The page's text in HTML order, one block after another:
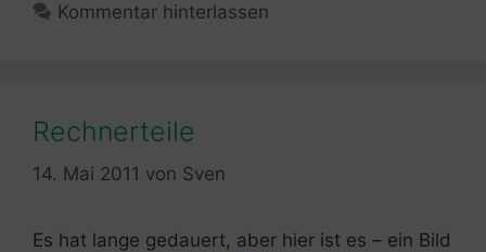
Kommentar hinterlassen
Rechnerteile
14. Mai 2011 von Sven
Es hat lange gedauert, aber hier ist es – ein Bild